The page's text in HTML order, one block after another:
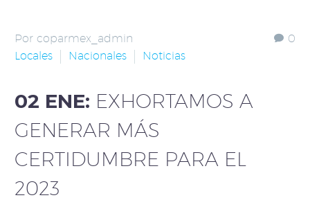
0
Por coparmex_admin
Locales
Nacionales Noticias
02 ENE: EXHORTAMOS A
GENERAR MÁS
CERTIDUMBRE PARA EL
2023